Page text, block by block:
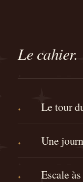
Le cahier.
✦ Le tour
✦ Une
✦ Escale às